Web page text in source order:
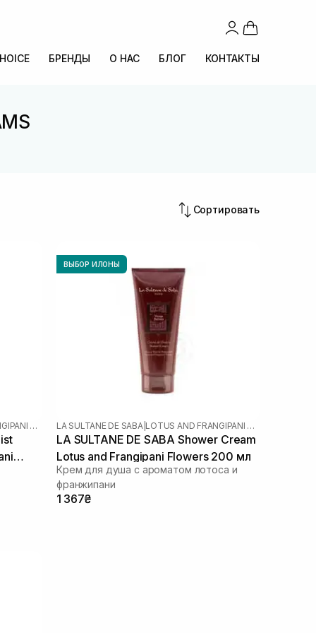
БРЕНДЫ О НАС БЛОГ КОНТАКТЫ
Сортировать
LOTUS AND FRANGIPANI FLOWERS
ВЫБОР ИЛОНЫ
LA SULTANE DE SABA LOTUS AND FRANGIPANI FLOWERS
LA SULTANE DE SABA Shower Cream
Lotus and Frangipani Flowers 200 мл
Крем для душа с ароматом лотоса и
франжипани
1 367₴